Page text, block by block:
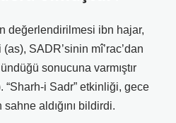
değerlendirilmesi ibn hajar,
SADR’sinin mî’rac’dan
sonucuna varmıştır
“Sharh-i Sadr” etkinliği, gece
aldığını bildirdi.